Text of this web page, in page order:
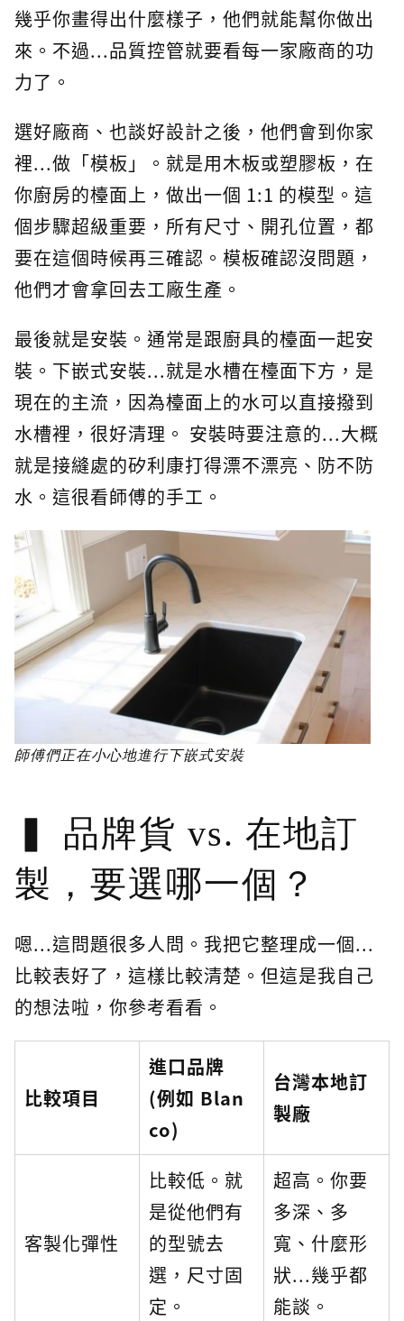
幾乎你畫得出什麼樣子，他們就能幫你做出
來。不過...品質控管就要看每一家廠商的功
力了。
選好廠商、也談好設計之後，他們會到你家
裡...做「模板」。就是用木板或塑膠板，在
你廚房的檯面上，做出一個 1:1 的模型。這
個步驟超級重要，所有尺寸、開孔位置，都
要在這個時候再三確認。模板確認沒問題，
他們才會拿回去工廠生產。
最後就是安裝。通常是跟廚具的檯面一起安
裝。下嵌式安裝...就是水槽在檯面下方，是
現在的主流，因為檯面上的水可以直接撥到
水槽裡，很好清理。 安裝時要注意的...大概
就是接縫處的矽利康打得漂不漂亮、防不防
水。這很看師傅的手工。
師傅們正在小心地進行下嵌式安裝
品牌貨 vs. 在地訂
製，要選哪一個？
嗯...這問題很多人問。我把它整理成一個...
比較表好了，這樣比較清楚。但這是我自己
的想法啦，你參考看看。
比較項目
進口品牌
(例如 Blan
co)
台灣本地訂
製廠
客製化彈性
比較低。就
是從他們有
的型號去
選，尺寸固
定。
超高。你要
多深、多
寬、什麼形
狀...幾乎都
能談。